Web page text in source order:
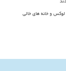
و خانه های خالی